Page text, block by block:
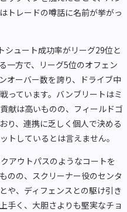
トレードの噂話に名前が挙がっ
シュート成功率がリーグ29位と
一方で、リーグ5位のオフェン
オーバー数を誇り、ドライブ中
っています。バンブリートはミ
献は高いものの、フィールドゴ
り、連携に乏しく個人で決める
トしているとは言えません。
アウトパスのようなコートを
のの、スクリーナー役のセンタ
や、ディフェンスとの駆け引き
手く、大胆さよりも堅実なチョ